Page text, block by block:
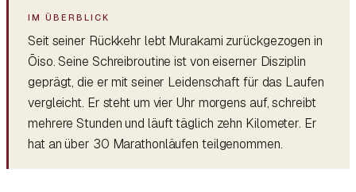
Seit seiner Rückkehr lebt Murakami zurückgezogen in
Ōiso. Seine Schreibroutine ist von eiserner Disziplin
geprägt, die er mit seiner Leidenschaft für das Laufen
vergleicht. Er steht um vier Uhr morgens auf, schreibt
mehrere Stunden und läuft täglich zehn Kilometer. Er
hat an über 30 Marathonläufen teilgenommen.